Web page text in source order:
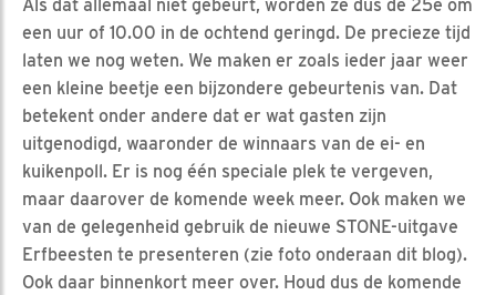
Als dat allemaal niet gebeurt, worden ze dus de 25e om
een uur of 10.00 in de ochtend geringd. De precieze tijd
laten we nog weten. We maken er zoals ieder jaar weer
een kleine beetje een bijzondere gebeurtenis van. Dat
betekent onder andere dat er wat gasten zijn
uitgenodigd, waaronder de winnaars van de ei- en
kuikenpoll. Er is nog één speciale plek te vergeven,
maar daarover de komende week meer. Ook maken we
van de gelegenheid gebruik de nieuwe STONE-uitgave
Erfbeesten te presenteren (zie foto onderaan dit blog).
Ook daar binnenkort meer over. Houd dus de komende